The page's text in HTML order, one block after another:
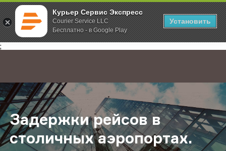
Курьер Сервис Экспресс
Courier Service LLC
Бесплатно - в Google Play
Установить
;
Главная О компании Новости Задержки рейсов в столичных
Задержки рейсов в
столичных аэропортах.